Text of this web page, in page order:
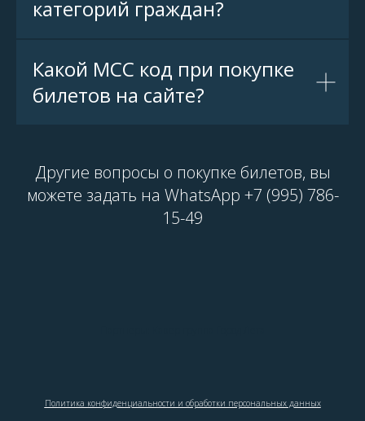
категорий граждан?
Какой МСС код при покупке
билетов на сайте?
Другие вопросы о покупке билетов, вы
можете задать на WhatsApp +7 (995) 786-
15-49
Политика конфиденциальности и обработки персональных данных